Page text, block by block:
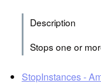
Description
Stops one or
StopInstances -